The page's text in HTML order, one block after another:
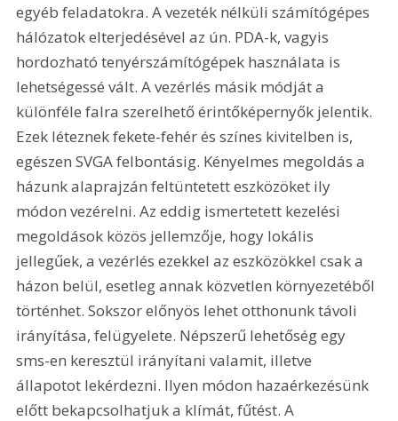
egyéb feladatokra. A vezeték nélküli számítógépes
hálózatok elterjedésével az ún. PDA-k, vagyis
hordozható tenyérszámítógépek használata is
lehetségessé vált. A vezérlés másik módját a
különféle falra szerelhető érintőképernyők jelentik.
Ezek léteznek fekete-fehér és színes kivitelben is,
egészen SVGA felbontásig. Kényelmes megoldás a
házunk alaprajzán feltüntetett eszközöket ily
módon vezérelni. Az eddig ismertetett kezelési
megoldások közös jellemzője, hogy lokális
jellegűek, a vezérlés ezekkel az eszközökkel csak a
házon belül, esetleg annak közvetlen környezetéből
történhet. Sokszor előnyös lehet otthonunk távoli
irányítása, felügyelete. Népszerű lehetőség egy
sms-en keresztül irányítani valamit, illetve
állapotot lekérdezni. Ilyen módon hazaérkezésünk
előtt bekapcsolhatjuk a klímát, fűtést. A